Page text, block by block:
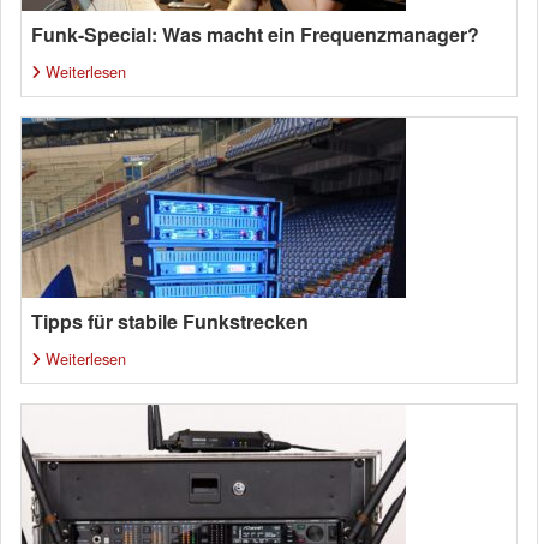
Funk-Special: Was macht ein Frequenzmanager?
Weiterlesen
Tipps für stabile Funkstrecken
Weiterlesen